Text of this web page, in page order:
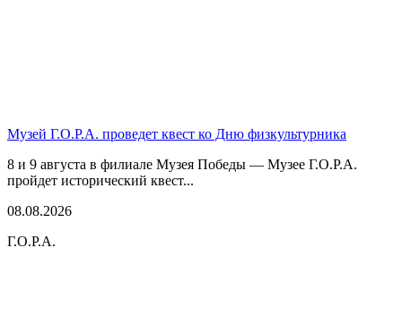
Музей Г.О.Р.А. проведет квест ко Дню физкультурника
8 и 9 августа в филиале Музея Победы — Музее Г.О.Р.А.
пройдет исторический квест...
08.08.2026
Г.О.Р.А.